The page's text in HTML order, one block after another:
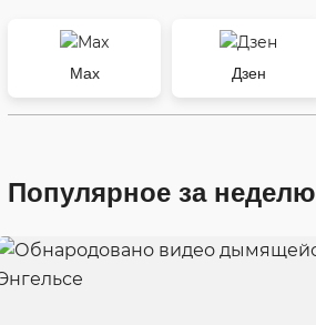
Max Дзен
Популярное за неделю